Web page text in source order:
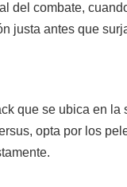
del combate,
justa antes que
que se ubica en la
opta por los